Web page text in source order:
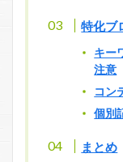
特化ブ
キー
注意
コン
個別
まとめ